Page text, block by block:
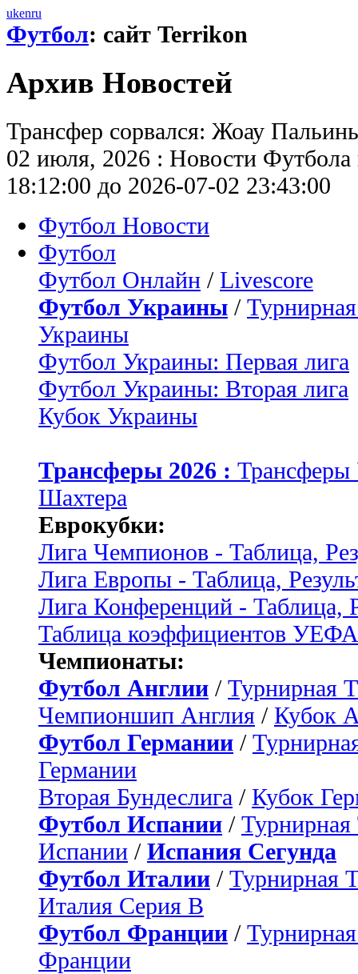
ukenru
Футбол: сайт Terrikon
Архив Новостей
Трансфер сорвался: Жоау
02 июля, 2026 : Новости Футбола
18:12:00 до 2026-07-02 23:43:00
Футбол Новости
Футбол
Футбол Онлайн / Livescore
Футбол Украины /
Украины
Футбол Украины: Первая лига
Футбол Украины: Вторая лига
Кубок Украины
Трансферы 2026 :
Шахтера
Еврокубки:
Лига Чемпионов - Таблица,
Лига Европы - Таблица,
Лига Конференций - Таблица,
Таблица коэффициентов УЕФА
Чемпионаты:
Футбол Англии / Турнирная
Чемпионшип Англия / Кубок
Футбол Германии /
Германии
Вторая Бундеслига / Кубок
Футбол Испании / Турнирная
Испании / Испания Сегунда
Футбол Италии / Турнирная
Италия Серия B
Футбол Франции /
Франции